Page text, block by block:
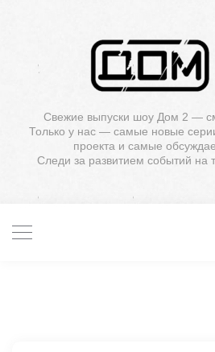
Свежие выпуски шоу Дом 2 —
Только у нас — самые новые
проекта и самые
Следи за развитием событий на